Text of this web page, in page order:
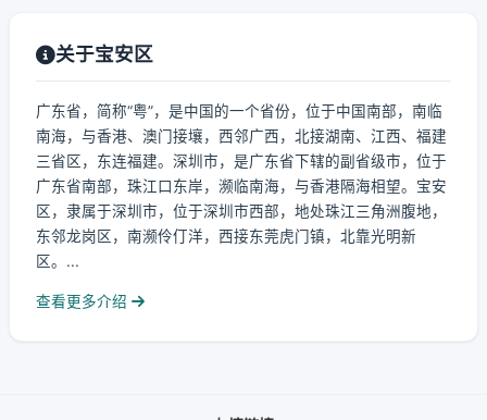
关于宝安区
广东省，简称“粤”，是中国的一个省份，位于中国南部，南临
南海，与香港、澳门接壤，西邻广西，北接湖南、江西、福建
三省区，东连福建。深圳市，是广东省下辖的副省级市，位于
广东省南部，珠江口东岸，濒临南海，与香港隔海相望。宝安
区，隶属于深圳市，位于深圳市西部，地处珠江三角洲腹地，
东邻龙岗区，南濒伶仃洋，西接东莞虎门镇，北靠光明新
区。...
查看更多介绍